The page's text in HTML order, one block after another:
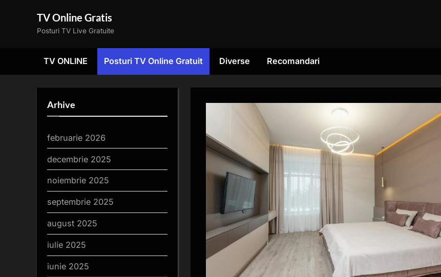
TV Online Gratis
Posturi TV Live Gratuite
TV ONLINE Posturi TV Online Gratuit Diverse Recomandari
Arhive
februarie 2026
decembrie 2025
noiembrie 2025
septembrie 2025
august 2025
iulie 2025
iunie 2025